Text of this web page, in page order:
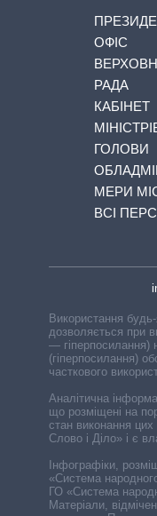
ОФІС
РАДА
КАБІНЕТ
ГОЛОВИ
МЕРИ
ВСІ
Використання будь-
дозволяється при
— гіперпосилання)
(гіперпосилання)
часткового
Аналітична
що розміщені на
стан виконання цих
Слово і Діло» і є
Інфографіки,
«Система
ГО «Система
Матеріали,